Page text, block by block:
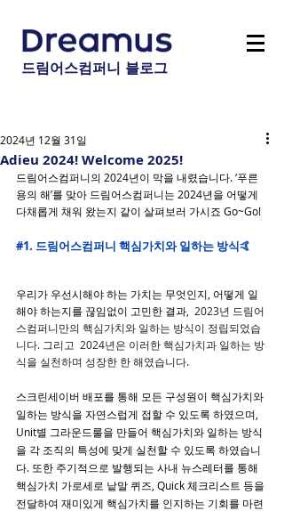
드림어스컴퍼니 블로그
Adieu 2024! Welcome 2025!
2024년 12월 31일
드림어스컴퍼니의 2024년이 막을 내렸습니다. ‘푸른
용의 해’를 맞아 드림어스컴퍼니는 2024년을 어떻게
다채롭게 채워 왔는지 같이 살펴보러 가시죠 Go~Go!
#1. 드림어스컴퍼니 핵심가치와 일하는 방식🤙
우리가 우선시해야 하는 가치는 무엇인지, 어떻게 일
해야 하는지를 끊임없이 고민한 결과
2023년 드림어
스컴퍼니만의 핵심가치와 일하는 방식이 정립되었습
니다. 그리고  2024년은 이러한 핵심가치과 일하는 방
식을 실천하며 성장한 한 해였습니다.
스크린세이버 배포를 통해 모든 구성원이 핵심가치와
일하는 방식을 자연스럽게 접할 수 있도록 하였으며,
Unit별 그라운드룰을 만들어 핵심가치와 일하는 방식
을 각 조직의 특성에 맞게 실천할 수 있도록 하였습니
다. 또한 주기적으로 발행되는 사내 뉴스레터를 통해
핵심가치 가로세로 낱말 퀴즈, Quick 체크리스트 등을
전달하여 재미있게 핵심가치를 인지하는 기회를 마련